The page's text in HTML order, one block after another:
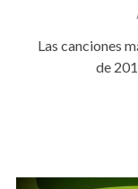
Las canciones
de